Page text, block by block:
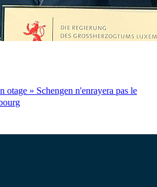
» Schengen n'enrayera pas le